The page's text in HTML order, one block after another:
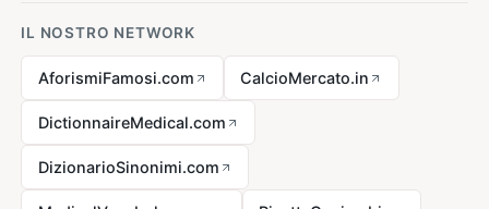
IL NOSTRO NETWORK
AforismiFamosi.com CalcioMercato.in
DictionnaireMedical.com
DizionarioSinonimi.com